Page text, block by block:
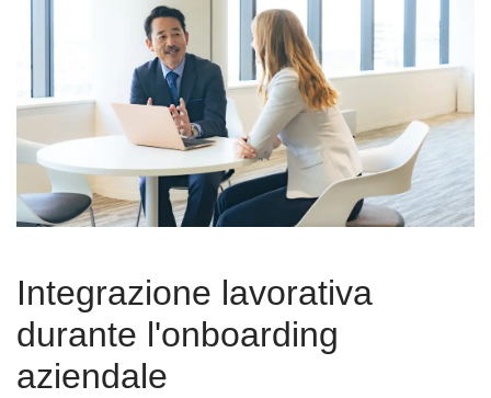
Integrazione lavorativa
durante l'onboarding
aziendale